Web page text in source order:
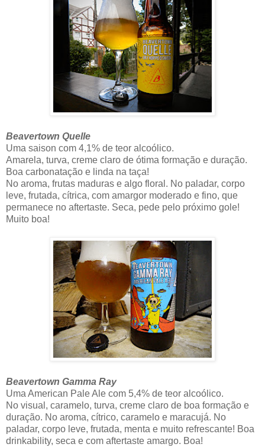
Beavertown Quelle
Uma saison com 4,1% de teor alcoólico.
Amarela, turva, creme claro de ótima formação e duração.
Boa carbonatação e linda na taça!
No aroma, frutas maduras e algo floral. No paladar, corpo
leve, frutada, cítrica, com amargor moderado e fino, que
permanece no aftertaste. Seca, pede pelo próximo gole!
Muito boa!
Beavertown Gamma Ray
Uma American Pale Ale com 5,4% de teor alcoólico.
No visual, caramelo, turva, creme claro de boa formação e
duração. No aroma, cítrico, caramelo e maracujá. No
paladar, corpo leve, frutada, menta e muito refrescante! Boa
drinkability, seca e com aftertaste amargo. Boa!